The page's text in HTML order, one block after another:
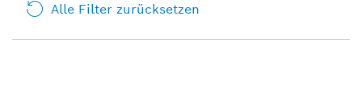
Alle Filter zurücksetzen